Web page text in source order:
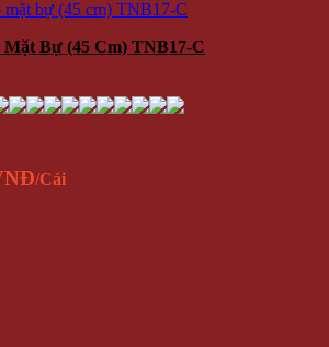
Bự (45 Cm) TNB17-C
/Cái